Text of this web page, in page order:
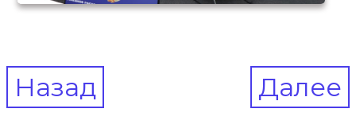
Post
navigation
Назад Далее